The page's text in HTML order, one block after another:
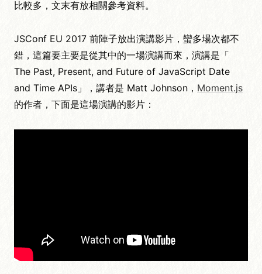
比較多，文末有放相關參考資料。
JSConf EU 2017 前陣子放出演講影片，蠻多場次都不
錯，這篇要主要是從其中的一場演講而來，演講是「
The Past, Present, and Future of JavaScript Date
and Time APIs」，講者是 Matt Johnson， Moment.js
的作者，下面是這場演講的影片：